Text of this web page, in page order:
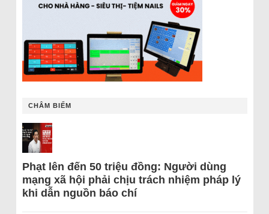
CHÂM BIẾM
Phạt lên đến 50 triệu đồng: Người dùng
mạng xã hội phải chịu trách nhiệm pháp lý
khi dẫn nguồn báo chí